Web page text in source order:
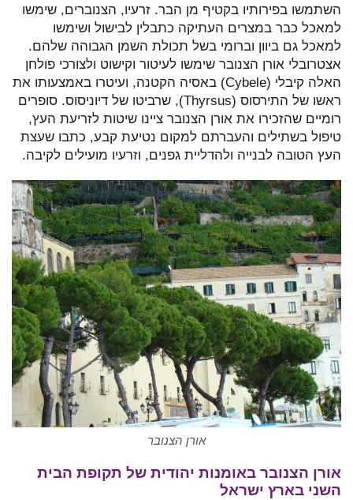
השתמשו בפירותיו בקטיף מן הבר. זרעיו, הצנוברים, שימשו
למאכל כבר במצרים העתיקה כתבלין לבישול ושימשו
למאכל גם ביוון וברומי בשל תכולת השמן הגבוהה שלהם.
אצטרובלי אורן הצנובר שימשו לעיטור וקישוט ולצורכי פולחן
האלה קיבלי (Cybele) באסיה הקטנה, ועיטרו באמצעותו את
ראשו של התירסוס (Thyrsus), שרביטו של דיוניסוס. סופרים
רומיים שהזכירו את אורן הצנובר ציינו שיטות לזריעת העץ,
טיפול בשתילים והעברתם למקום נטיעת קבע, כתבו שעצת
העץ הטובה לבנייה ולהדליית גפנים, וזרעיו מועילים לקיבה.
אורן הצנובר
אורן הצנובר באומנות יהודית של תקופת הבית
השני בארץ ישראל